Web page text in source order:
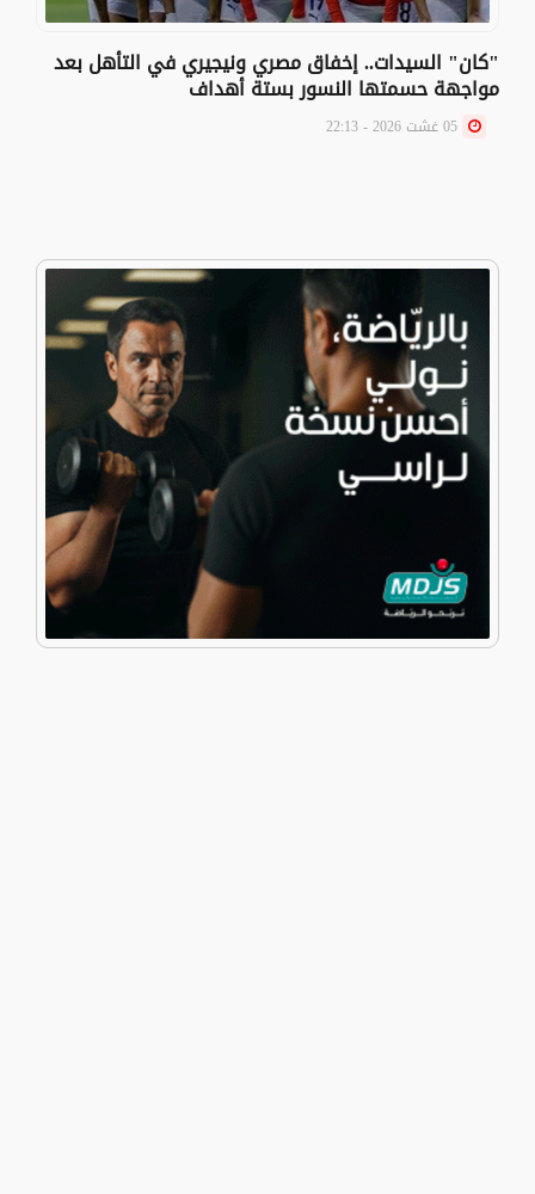
"كان" السيدات.. إخفاق مصري ونيجيري في التأهل بعد
مواجهة حسمتها النسور بستة أهداف